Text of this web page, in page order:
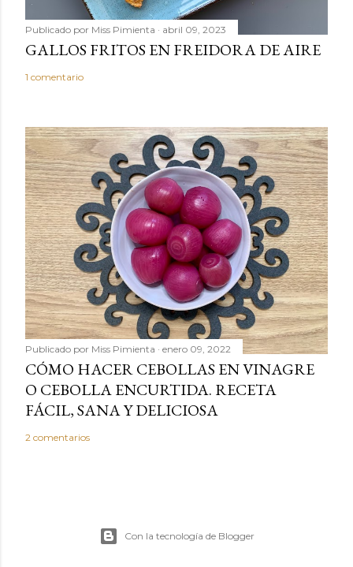
r
i
o
Publicado por Miss Pimienta abril 09, 2023
GALLOS FRITOS EN FREIDORA DE AIRE
1 comentario
Publicado por Miss Pimienta enero 09, 2022
CÓMO HACER CEBOLLAS EN VINAGRE
O CEBOLLA ENCURTIDA. RECETA
FÁCIL, SANA Y DELICIOSA
2 comentarios
Con la tecnología de Blogger